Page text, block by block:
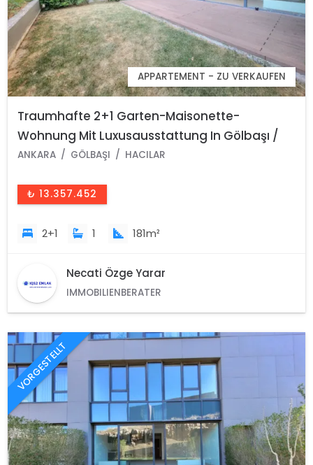
APPARTEMENT - ZU VERKAUFEN
Traumhafte 2+1 Garten-Maisonette-
Wohnung Mit Luxusausstattung In Gölbaşı /
Ankara /Türkei
ANKARA GÖLBAŞI HACILAR
₺ 13.357.452
2+1 1 181m²
Necati Özge Yarar
IMMOBILIENBERATER
VORGESTELLT